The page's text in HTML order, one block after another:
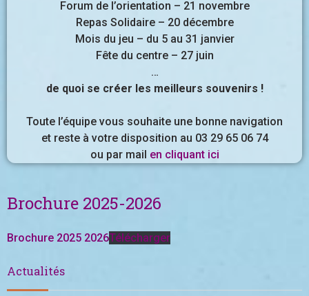
Forum de l’orientation – 21 novembre
Repas Solidaire – 20 décembre
Mois du jeu – du 5 au 31 janvier
Fête du centre – 27 juin
…
de quoi se créer les meilleurs souvenirs !
Toute l’équipe vous souhaite une bonne navigation
et reste à votre disposition au 03 29 65 06 74
ou par mail en cliquant ici
Brochure 2025-2026
Brochure 2025 2026Télécharger
Actualités